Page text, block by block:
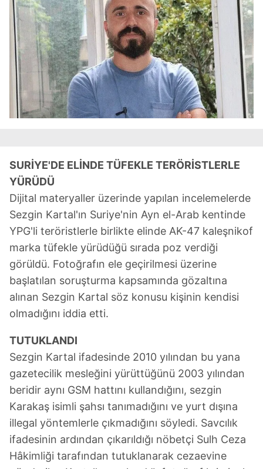
SURİYE'DE ELİNDE TÜFEKLE TERÖRİSTLERLE
YÜRÜDÜ
Dijital materyaller üzerinde yapılan incelemelerde
Sezgin Kartal'ın Suriye'nin Ayn el-Arab kentinde
YPG'li teröristlerle birlikte elinde AK-47 kaleşnikof
marka tüfekle yürüdüğü sırada poz verdiği
görüldü. Fotoğrafın ele geçirilmesi üzerine
başlatılan soruşturma kapsamında gözaltına
alınan Sezgin Kartal söz konusu kişinin kendisi
olmadığını iddia etti.
TUTUKLANDI
Sezgin Kartal ifadesinde 2010 yılından bu yana
gazetecilik mesleğini yürüttüğünü 2003 yılından
beridir aynı GSM hattını kullandığını, sezgin
Karakaş isimli şahsı tanımadığını ve yurt dışına
illegal yöntemlerle çıkmadığını söyledi. Savcılık
ifadesinin ardından çıkarıldığı nöbetçi Sulh Ceza
Hâkimliği tarafından tutuklanarak cezaevine